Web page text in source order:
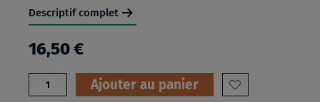
gallery
Descriptif complet
16,50 €
Quantité Ajouter au panier
AJOUTER